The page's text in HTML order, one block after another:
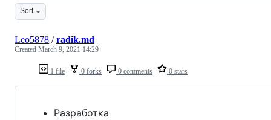
Sort
1 file 0 forks 0 comments 0 stars
Leo5878 /radik.md
Created March 9, 2021 14:29
Разработка